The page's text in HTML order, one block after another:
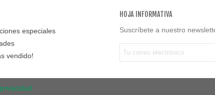
especiales
vendido!
HOJA INFORMATIVA
Suscríbete a nuestro